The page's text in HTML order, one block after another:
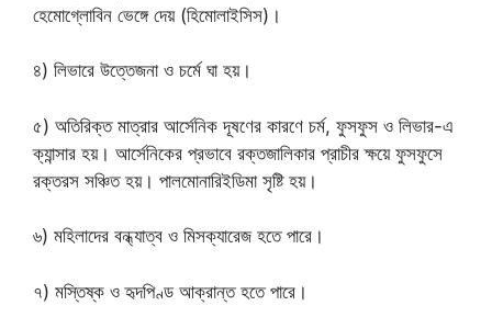
হেমোগ্লোবিন ভেঙ্গে দেয় (হিমোলাইসিস)।
৪) লিভারে উত্তেজনা ও চর্মে ঘা হয়।
৫) অতিরিক্ত মাত্রার আর্সেনিক দূষণের কারণে চর্ম, ফুসফুস ও লিভার-এ
ক্যান্সার হয়। আর্সেনিকের প্রভাবে রক্তজালিকার প্রাচীর ক্ষয়ে ফুসফুসে
রক্তরস সঞ্চিত হয়। পালমোনারিইডিমা সৃষ্টি হয়।
৬) মহিলাদের বন্ধ্যাত্ব ও মিসক্যারেজ হতে পারে।
৭) মস্তিষ্ক ও হৃদপিণ্ড আক্রান্ত হতে পারে।